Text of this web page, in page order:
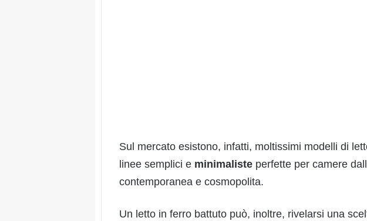
Sul mercato esistono, infatti, moltissimi modelli di
linee semplici e minimaliste perfette per camere
contemporanea e cosmopolita.
Un letto in ferro battuto può, inoltre, rivelarsi una